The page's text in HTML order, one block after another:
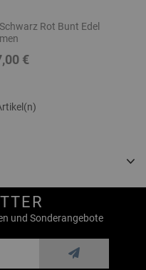
Rot Bunt Edel
€
und Sonderangebote